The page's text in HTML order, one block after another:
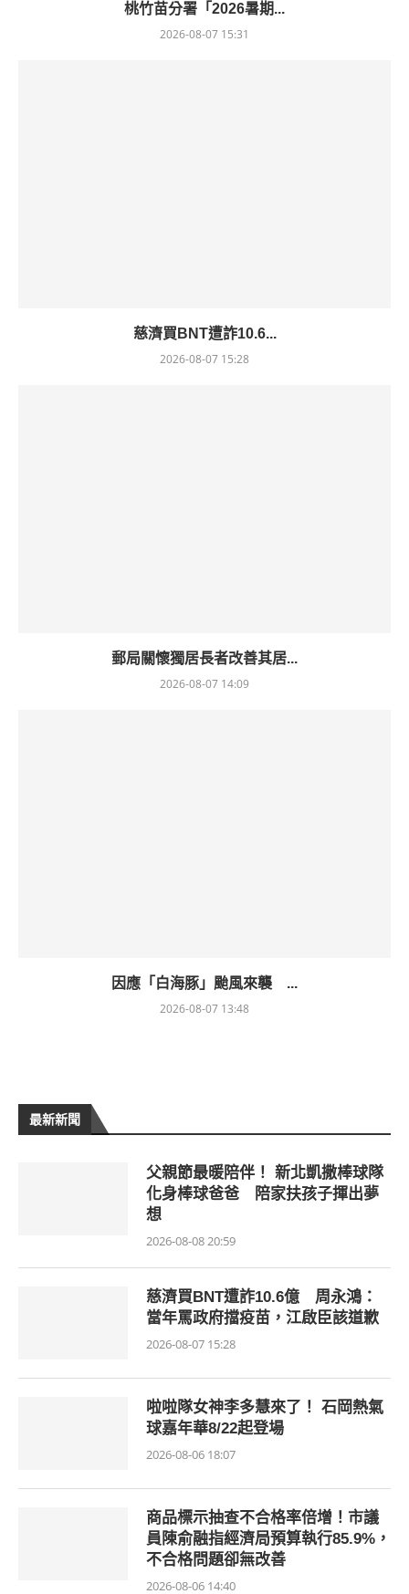
桃竹苗分署「2026暑期...
2026-08-07 15:31
慈濟買BNT遭詐10.6...
2026-08-07 15:28
郵局關懷獨居長者改善其居...
2026-08-07 14:09
因應「白海豚」颱風來襲 ...
2026-08-07 13:48
最新新聞
父親節最暖陪伴！ 新北凱撒棒球隊
化身棒球爸爸 陪家扶孩子揮出夢
想
2026-08-08 20:59
慈濟買BNT遭詐10.6億 周永鴻：
當年罵政府擋疫苗，江啟臣該道歉
2026-08-07 15:28
啦啦隊女神李多慧來了！ 石岡熱氣
球嘉年華8/22起登場
2026-08-06 18:07
商品標示抽查不合格率倍增！市議
員陳俞融指經濟局預算執行85.9%，
不合格問題卻無改善
2026-08-06 14:40